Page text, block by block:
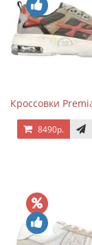
Кроссовки
8490р.